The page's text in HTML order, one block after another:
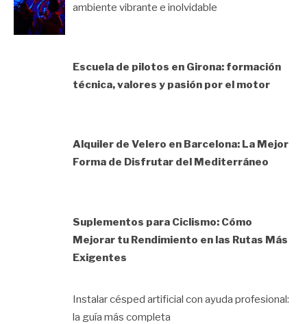
ambiente vibrante e inolvidable
Escuela de pilotos en Girona: formación
técnica, valores y pasión por el motor
Alquiler de Velero en Barcelona: La Mejor
Forma de Disfrutar del Mediterráneo
Suplementos para Ciclismo: Cómo
Mejorar tu Rendimiento en las Rutas Más
Exigentes
Instalar césped artificial con ayuda profesional:
la guía más completa